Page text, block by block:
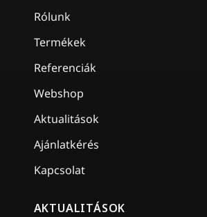
Rólunk
Termékek
Referenciák
Webshop
Aktualitások
Ajánlatkérés
Kapcsolat
AKTUALITÁSOK